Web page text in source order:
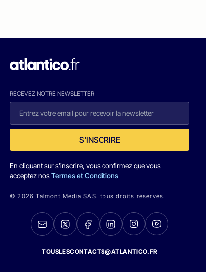
RECEVEZ NOTRE NEWSLETTER
S'INSCRIRE
En cliquant sur s'inscrire, vous confirmez que vous
acceptez nosTermes et Conditions
© 2026 Talmont Media SAS. tous droits réservés.
TOUSLESCONTACTS@ATLANTICO.FR